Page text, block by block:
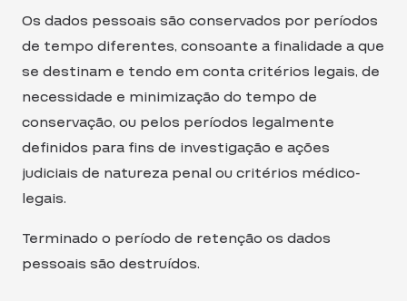
Os dados pessoais são conservados por períodos
de tempo diferentes, consoante a finalidade a que
se destinam e tendo em conta critérios legais, de
necessidade e minimização do tempo de
conservação, ou pelos períodos legalmente
definidos para fins de investigação e ações
judiciais de natureza penal ou critérios médico-
legais.
Terminado o período de retenção os dados
pessoais são destruídos.